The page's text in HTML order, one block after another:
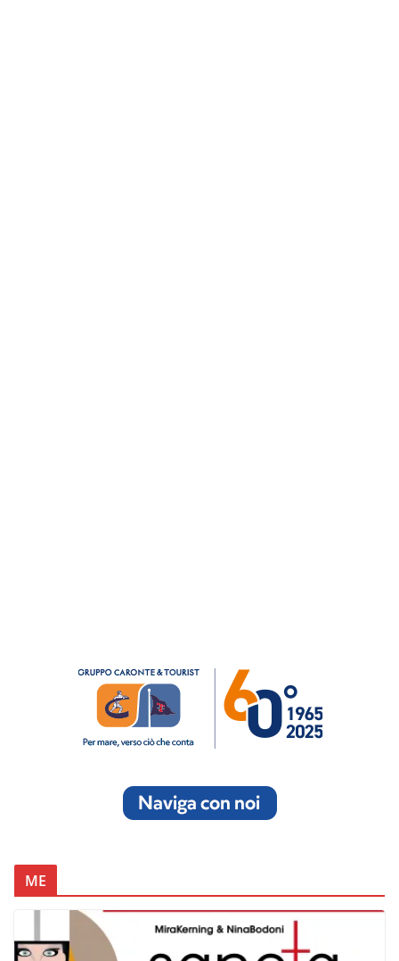
ME